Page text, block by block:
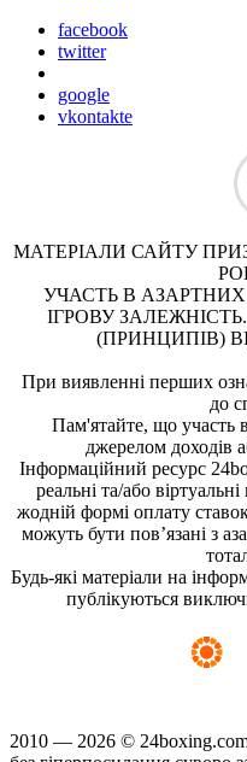
facebook
twitter
google
vkontakte
МАТЕРІАЛИ САЙТУ
УЧАСТЬ В
ІГРОВУ
(ПРИНЦИПІВ)
При виявленні перших
до
Пам'ятайте, що участь
джерелом доходів
Інформаційний ресурс
реальні та/або
жодній формі оплату
можуть бути пов’язані з
Будь-які матеріали на
публікуються
2010 — 2026 ©